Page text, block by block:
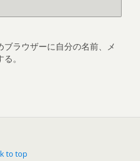
ラウザーに自分の名前、メ
。
to top